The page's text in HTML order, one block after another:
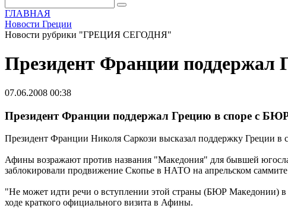
ГЛАВНАЯ
Новости Греции
Новости рубрики "ГРЕЦИЯ СЕГОДНЯ"
Президент Франции
07.06.2008 00:38
Президент Франции поддержал Грецию в споре с
Президент Франции Николя Саркози высказал поддержку Греции
Афины возражают против названия "Македония" для бывшей
заблокировали продвижение Скопье в НАТО на апрельском саммите
"Не может идти речи о вступлении этой страны (БЮР Македонии)
ходе краткого официального визита в Афины.